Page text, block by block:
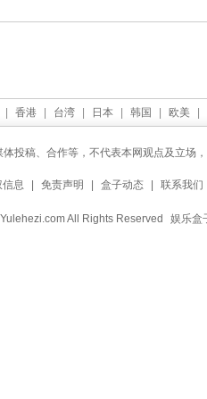
香港 台湾 日本 韩国 欧美
投稿、合作等，不代表本网观点及立场
信息 免责声明 盒子动态 联系我们
All Rights Reserved 娱乐盒